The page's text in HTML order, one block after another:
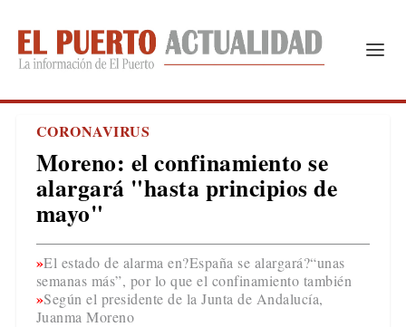
CORONAVIRUS
Moreno: el confinamiento se
alargará "hasta principios de
mayo"
El estado de alarma en?España se alargará?“unas
semanas más”, por lo que el confinamiento también
Según el presidente de la Junta de Andalucía,
Juanma Moreno